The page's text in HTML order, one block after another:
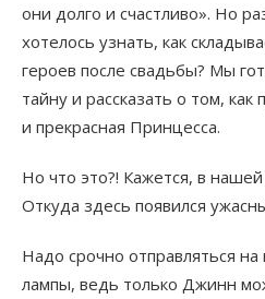
они долго и счастливо». Но
хотелось узнать, как
героев после свадьбы? Мы
тайну и рассказать о том,
и прекрасная Принцесса.
Но что это?! Кажется, в нашей
Откуда здесь появился
Надо срочно отправляться
лампы, ведь только Джинн